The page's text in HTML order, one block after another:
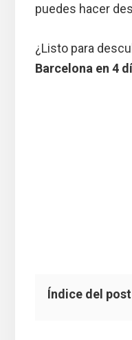
puedes hacer
¿Listo para
Barcelona en 4
Índice del post